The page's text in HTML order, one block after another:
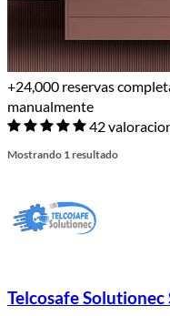
+24,000 reservas
manualmente
42
Mostrando 1 resultado
Telcosafe Solutionec